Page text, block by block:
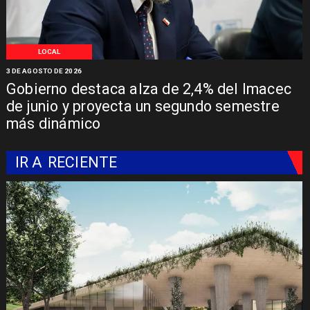
LOCAL
Gobierno destaca alza de 2,4% del Imacec
de junio y proyecta un segundo semestre
más dinámico
3 DE AGOSTO DE 2026
IR A RECIENTE